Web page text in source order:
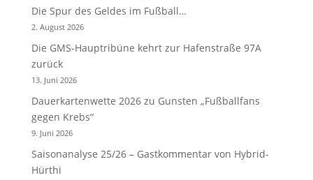
Die Spur des Geldes im Fußball…
2. August 2026
Die GMS-Hauptribüne kehrt zur Hafenstraße 97A
zurück
13. Juni 2026
Dauerkartenwette 2026 zu Gunsten „Fußballfans
gegen Krebs“
9. Juni 2026
Saisonanalyse 25/26 – Gastkommentar von Hybrid-
Hürthi